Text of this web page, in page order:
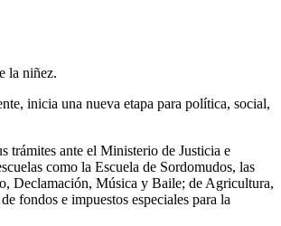
la niñez.
inicia una nueva etapa para política, social,
trámites ante el Ministerio de Justicia e
como la Escuela de Sordomudos, las
Declamación, Música y Baile; de Agricultura,
fondos e impuestos especiales para la